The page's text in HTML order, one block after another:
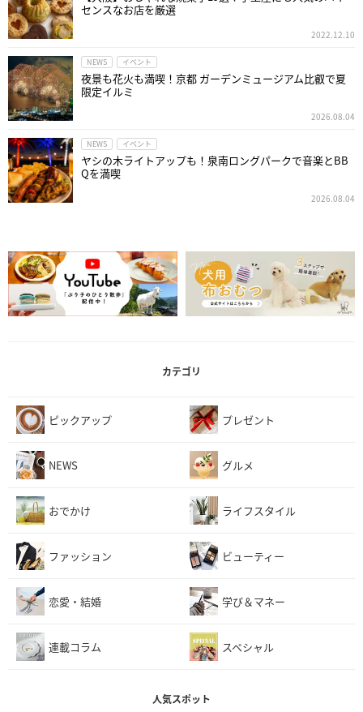
センスなお店を厳選
2022.12.10
NEWS イベント
夜景も花火も満喫！京都 ガーデンミュージアム比叡で夏
限定イルミ
2026.08.04
NEWS イベント
ヤシの木ライトアップも！泉南ロングパークで音楽とBB
Qを満喫
2026.08.04
カテゴリ
ピックアップ プレゼント
NEWS グルメ
おでかけ ライフスタイル
ファッション ビューティー
恋愛・結婚 学び＆マネー
連載コラム スペシャル
人気スポット